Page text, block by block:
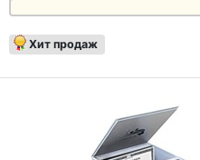
Хит продаж